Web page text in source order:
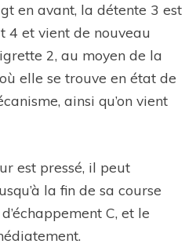
en avant, la détente 3 est
4 et vient de nouveau
2, au moyen de la
elle se trouve en état de
ainsi qu’on vient
est pressé, il peut
la fin de sa course
C, et le